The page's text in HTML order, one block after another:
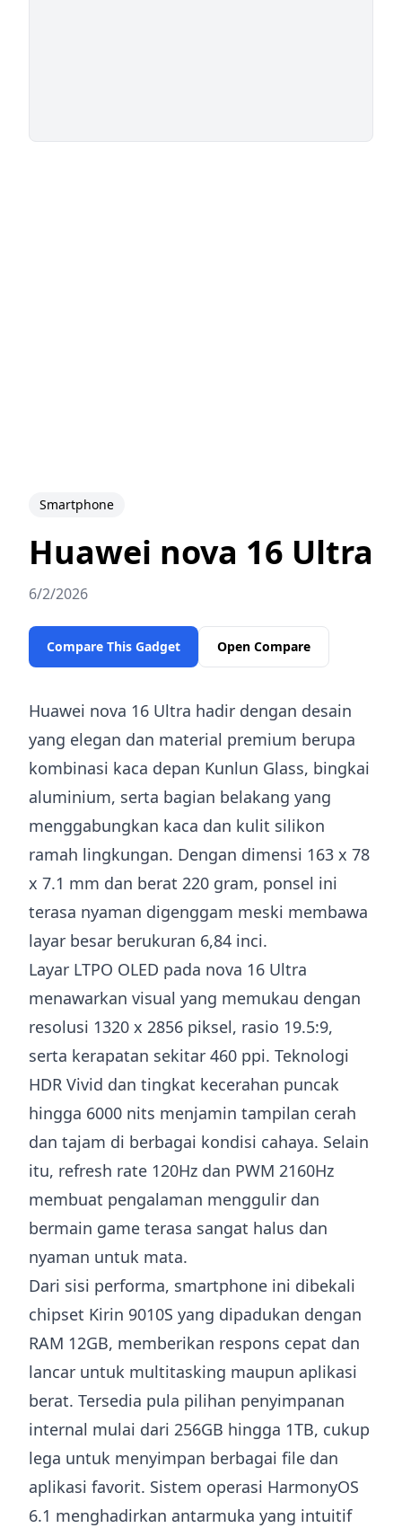
Smartphone
Huawei nova 16 Ultra
6/2/2026
Compare This Gadget Open Compare
Huawei nova 16 Ultra hadir dengan desain
yang elegan dan material premium berupa
kombinasi kaca depan Kunlun Glass, bingkai
aluminium, serta bagian belakang yang
menggabungkan kaca dan kulit silikon
ramah lingkungan. Dengan dimensi 163 x 78
x 7.1 mm dan berat 220 gram, ponsel ini
terasa nyaman digenggam meski membawa
layar besar berukuran 6,84 inci.
Layar LTPO OLED pada nova 16 Ultra
menawarkan visual yang memukau dengan
resolusi 1320 x 2856 piksel, rasio 19.5:9,
serta kerapatan sekitar 460 ppi. Teknologi
HDR Vivid dan tingkat kecerahan puncak
hingga 6000 nits menjamin tampilan cerah
dan tajam di berbagai kondisi cahaya. Selain
itu, refresh rate 120Hz dan PWM 2160Hz
membuat pengalaman menggulir dan
bermain game terasa sangat halus dan
nyaman untuk mata.
Dari sisi performa, smartphone ini dibekali
chipset Kirin 9010S yang dipadukan dengan
RAM 12GB, memberikan respons cepat dan
lancar untuk multitasking maupun aplikasi
berat. Tersedia pula pilihan penyimpanan
internal mulai dari 256GB hingga 1TB, cukup
lega untuk menyimpan berbagai file dan
aplikasi favorit. Sistem operasi HarmonyOS
6.1 menghadirkan antarmuka yang intuitif